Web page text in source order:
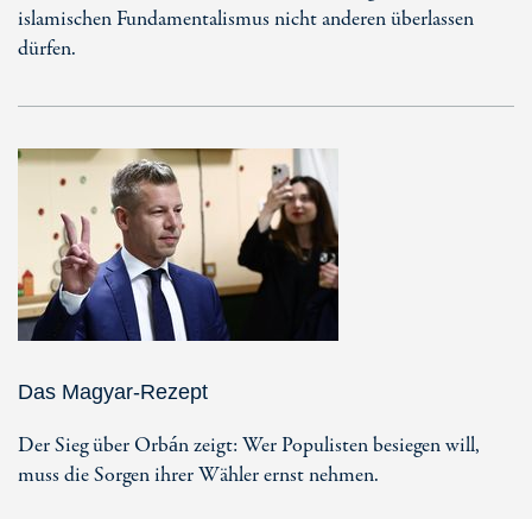
islamischen Fundamentalismus nicht anderen überlassen
dürfen.
Das Magyar-Rezept
Der Sieg über Orbán zeigt: Wer Populisten besiegen will,
muss die Sorgen ihrer Wähler ernst nehmen.